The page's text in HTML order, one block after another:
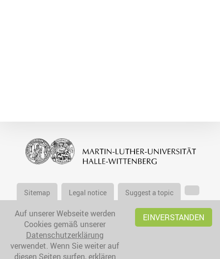
Sitemap Legal notice Suggest a topic
Auf unserer Webseite werden
Cookies gemäß unserer
Datenschutzerklärung
verwendet. Wenn Sie weiter auf
diesen Seiten surfen, erklären
EINVERSTANDEN